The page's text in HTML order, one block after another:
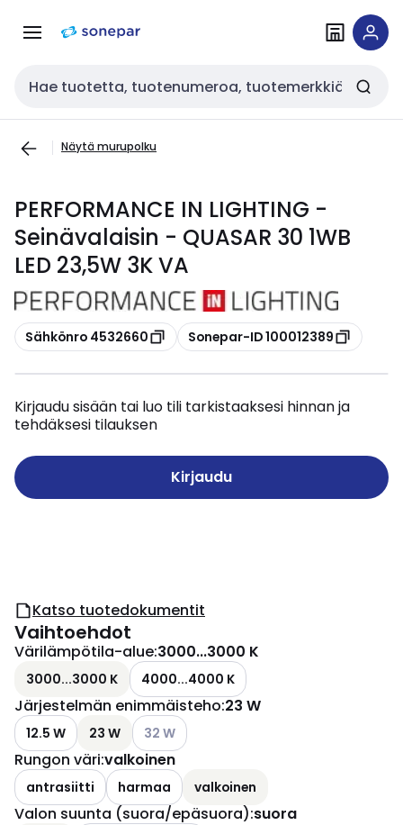
navigointiinsisältöön
Haku
Näytä murupolku
PERFORMANCE IN LIGHTING -
Seinävalaisin - QUASAR 30 1WB
LED 23,5W 3K VA
Kopioi
Sähkönro 4532660 Kopioi
Sonepar-ID 100012389
Kirjaudu sisään tai luo tili tarkistaaksesi hinnan ja
tehdäksesi tilauksen
Kirjaudu
Katso tuotedokumentit
Vaihtoehdot
Värilämpötila-alue:3000...3000 K
3000...3000 K 4000...4000 K
Järjestelmän enimmäisteho:23 W
12.5 W 23 W Katso käytettävissä olevat vaihtoehdot
32 W
Rungon väri:valkoinen
antrasiitti harmaa valkoinen
Valon suunta (suora/epäsuora):suora